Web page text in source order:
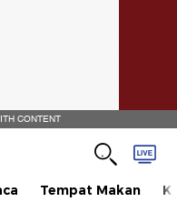
CONTENT
Tempat Makan